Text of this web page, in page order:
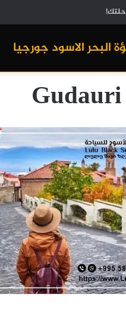
البحر الاسود جورجيا
Gudauri